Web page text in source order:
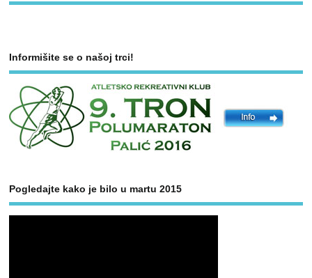
Informišite se o našoj trci!
Pogledajte kako je bilo u martu 2015